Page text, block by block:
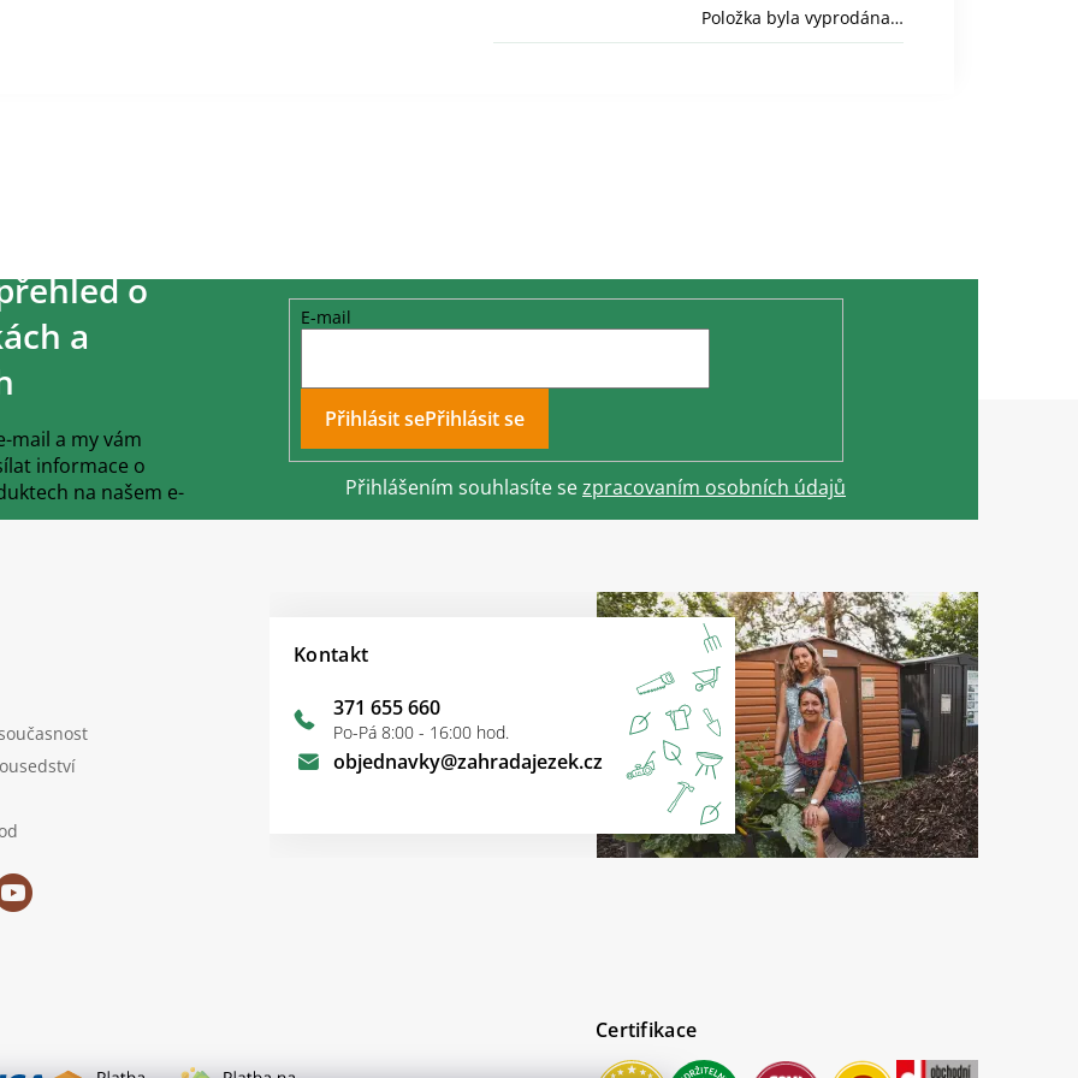
Položka byla vyprodána…
o
a
mail a my vám
informace o
na našem e-
E-mail
Přihlásit se
Přihlášením souhlasíte sezpracovaním osobních údajů
Kontakt
objednavky@zahradajezek.cz
371 655 660
Po-Pá 8:00 - 16:00 hod.
Certifikace